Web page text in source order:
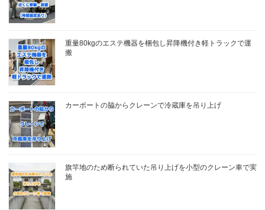
重量80kgのエステ機器を梱包し昇降機付き軽トラックで運
搬
カーポートの脇からクレーンで冷蔵庫を吊り上げ
旗竿地のため断られていた吊り上げを小型のクレーン車で実
施